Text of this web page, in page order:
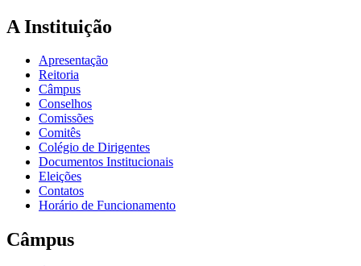
A Instituição
Apresentação
Reitoria
Câmpus
Conselhos
Comissões
Comitês
Colégio de Dirigentes
Documentos Institucionais
Eleições
Contatos
Horário de Funcionamento
Câmpus